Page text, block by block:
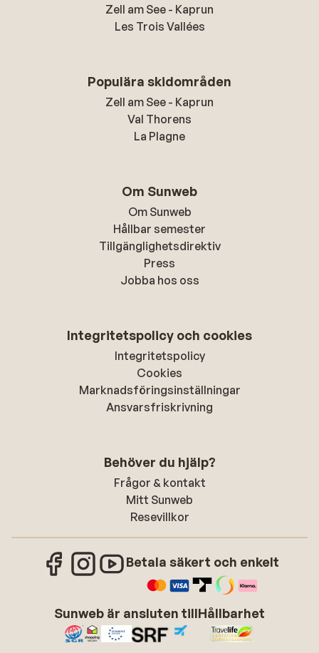
Zell am See - Kaprun
Les Trois Vallées
Populära skidområden
Zell am See - Kaprun
Val Thorens
La Plagne
Om Sunweb
Om Sunweb
Hållbar semester
Tillgänglighetsdirektiv
Press
Jobba hos oss
Integritetspolicy och cookies
Integritetspolicy
Cookies
Marknadsföringsinställningar
Ansvarsfriskrivning
Behöver du hjälp?
Frågor & kontakt
Mitt Sunweb
Resevillkor
Betala säkert och enkelt
Sunweb är ansluten tillHållbarhet